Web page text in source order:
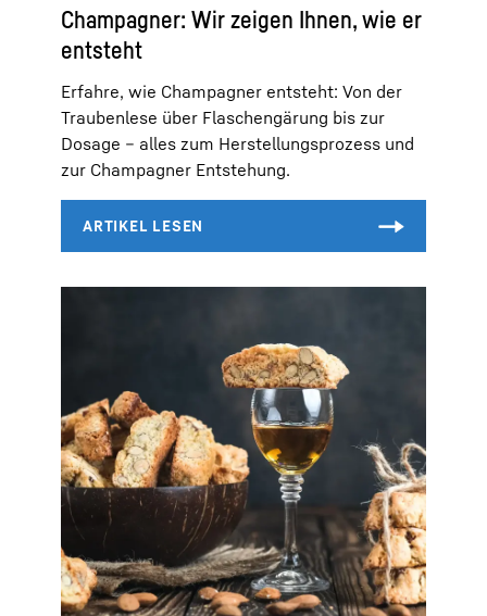
Champagner: Wir zeigen Ihnen, wie er
entsteht
Erfahre, wie Champagner entsteht: Von der
Traubenlese über Flaschengärung bis zur
Dosage – alles zum Herstellungsprozess und
zur Champagner Entstehung.